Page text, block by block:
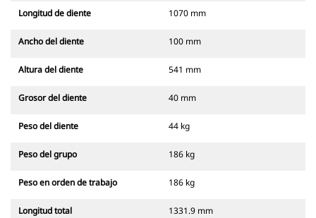
Longitud de diente 1070 mm
Ancho del diente 100 mm
Altura del diente 541 mm
Grosor del diente 40 mm
Peso del diente 44 kg
Peso del grupo 186 kg
Peso en orden de trabajo 186 kg
Longitud total 1331.9 mm